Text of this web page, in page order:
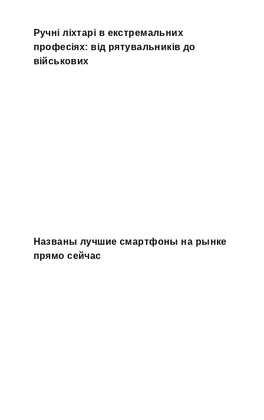
Ручні ліхтарі в екстремальних
професіях: від рятувальників до
військових
Названы лучшие смартфоны на рынке
прямо сейчас